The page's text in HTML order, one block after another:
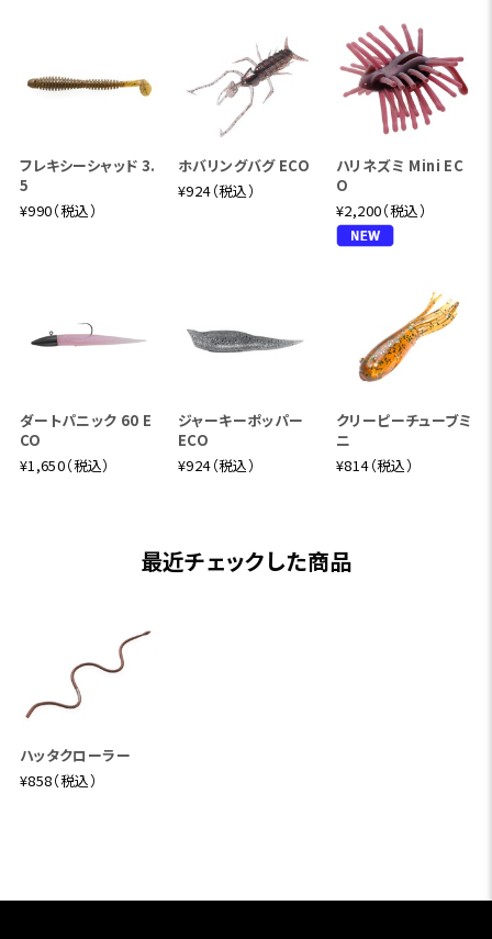
フレキシーシャッド 3.
5
¥990（税込）
ホバリングバグ ECO
¥924（税込）
ハリネズミ Mini EC
O
¥2,200（税込）
ダートパニック 60 E
CO
¥1,650（税込）
ジャーキーポッパー
ECO
¥924（税込）
クリーピーチューブミ
ニ
¥814（税込）
最近チェックした商品
ハッタクローラー
¥858（税込）